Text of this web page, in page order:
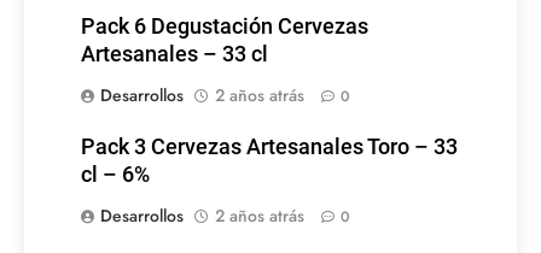
Pack 6 Degustación Cervezas
Artesanales – 33 cl
Desarrollos
2 años atrás 0
Pack 3 Cervezas Artesanales Toro – 33
cl – 6%
Desarrollos
2 años atrás 0